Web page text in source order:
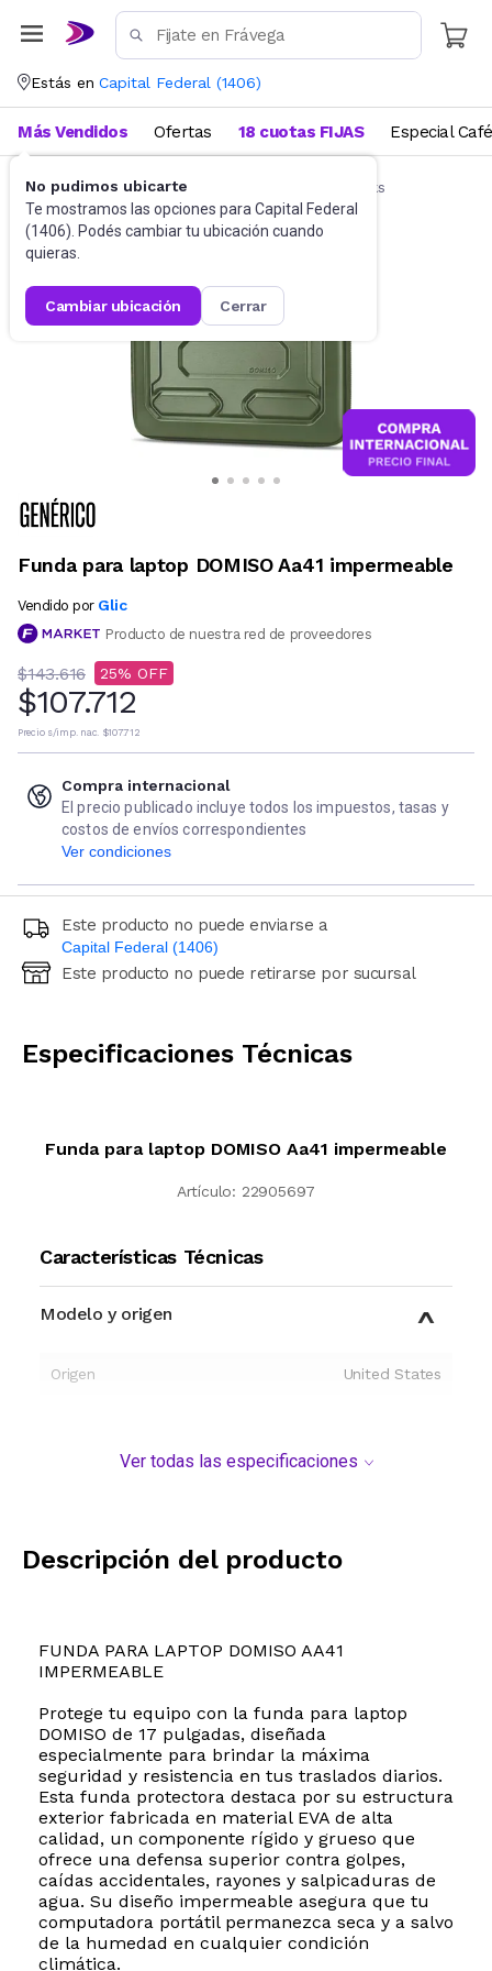
Estás en Capital Federal (1406)
No pudimos ubicarte
Te mostramos las opciones para Capital Federal
(1406). Podés cambiar tu ubicación cuando
quieras.
cambiar ubicación cerrar
Más Vendidos Ofertas 18 cuotas FIJAS Especial Café
Accesorios de Informática Funda Notebooks
Funda para laptop DOMISO Aa41 impermeable
Vendido por Glic
Producto de nuestra red de proveedores
$143.616 25
$107.712
Precio s/imp. nac. $107.712
Compra internacional
El precio publicado incluye todos los impuestos, tasas y
costos de envíos correspondientes
Ver condiciones
Este producto no puede enviarse a
Capital Federal (1406)
Ingresá código postal (sólo números)
Este producto no puede retirarse por sucursal
Especificaciones Técnicas
Funda para laptop DOMISO Aa41 impermeable
Artículo: 22905697
Características Técnicas
Modelo y origen
Origen United States
Ver todas las especificaciones
Descripción del producto
FUNDA PARA LAPTOP DOMISO AA41
IMPERMEABLE
Protege tu equipo con la funda para laptop
DOMISO de 17 pulgadas, diseñada
especialmente para brindar la máxima
seguridad y resistencia en tus traslados diarios.
Esta funda protectora destaca por su estructura
exterior fabricada en material EVA de alta
calidad, un componente rígido y grueso que
ofrece una defensa superior contra golpes,
caídas accidentales, rayones y salpicaduras de
agua. Su diseño impermeable asegura que tu
computadora portátil permanezca seca y a salvo
de la humedad en cualquier condición
climática.